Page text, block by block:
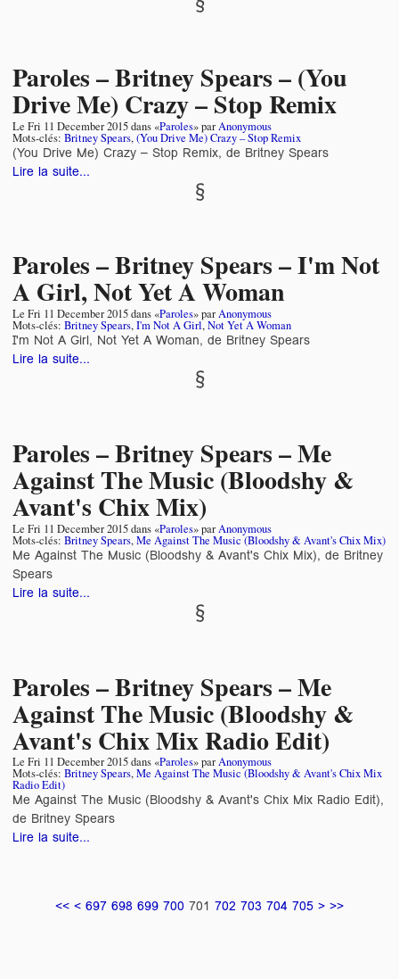
Paroles – Britney Spears – (You
Drive Me) Crazy – Stop Remix
Le Fri 11 December 2015dans «Paroles» parAnonymous
Mots-clés: Britney Spears,(You Drive Me) Crazy – Stop Remix
(You Drive Me) Crazy – Stop Remix, de Britney Spears
Lire la suite...
Paroles – Britney Spears – I'm Not
A Girl, Not Yet A Woman
Le Fri 11 December 2015dans «Paroles» parAnonymous
Mots-clés: Britney Spears,I'm Not A Girl,Not Yet A Woman
I'm Not A Girl, Not Yet A Woman, de Britney Spears
Lire la suite...
Paroles – Britney Spears – Me
Against The Music (Bloodshy &
Avant's Chix Mix)
Le Fri 11 December 2015dans «Paroles» parAnonymous
Mots-clés: Britney Spears,Me Against The Music (Bloodshy & Avant's Chix Mix)
Me Against The Music (Bloodshy & Avant's Chix Mix), de Britney
Spears
Lire la suite...
Paroles – Britney Spears – Me
Against The Music (Bloodshy &
Avant's Chix Mix Radio Edit)
Le Fri 11 December 2015dans «Paroles» parAnonymous
Mots-clés: Britney Spears,Me Against The Music (Bloodshy & Avant's Chix Mix
Radio Edit)
Me Against The Music (Bloodshy & Avant's Chix Mix Radio Edit),
de Britney Spears
Lire la suite...
<< < 697 698 699 700 701 702 703 704 705 > >>